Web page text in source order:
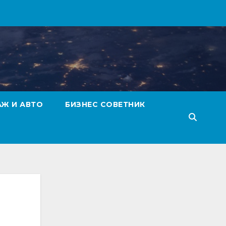
И АВТО БИЗНЕС СОВЕТНИК